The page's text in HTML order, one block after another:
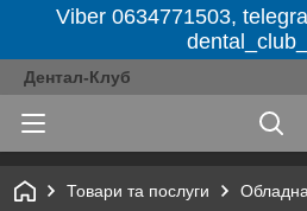
Viber 0634771503,
Дентал-Клуб
Товари та послуги